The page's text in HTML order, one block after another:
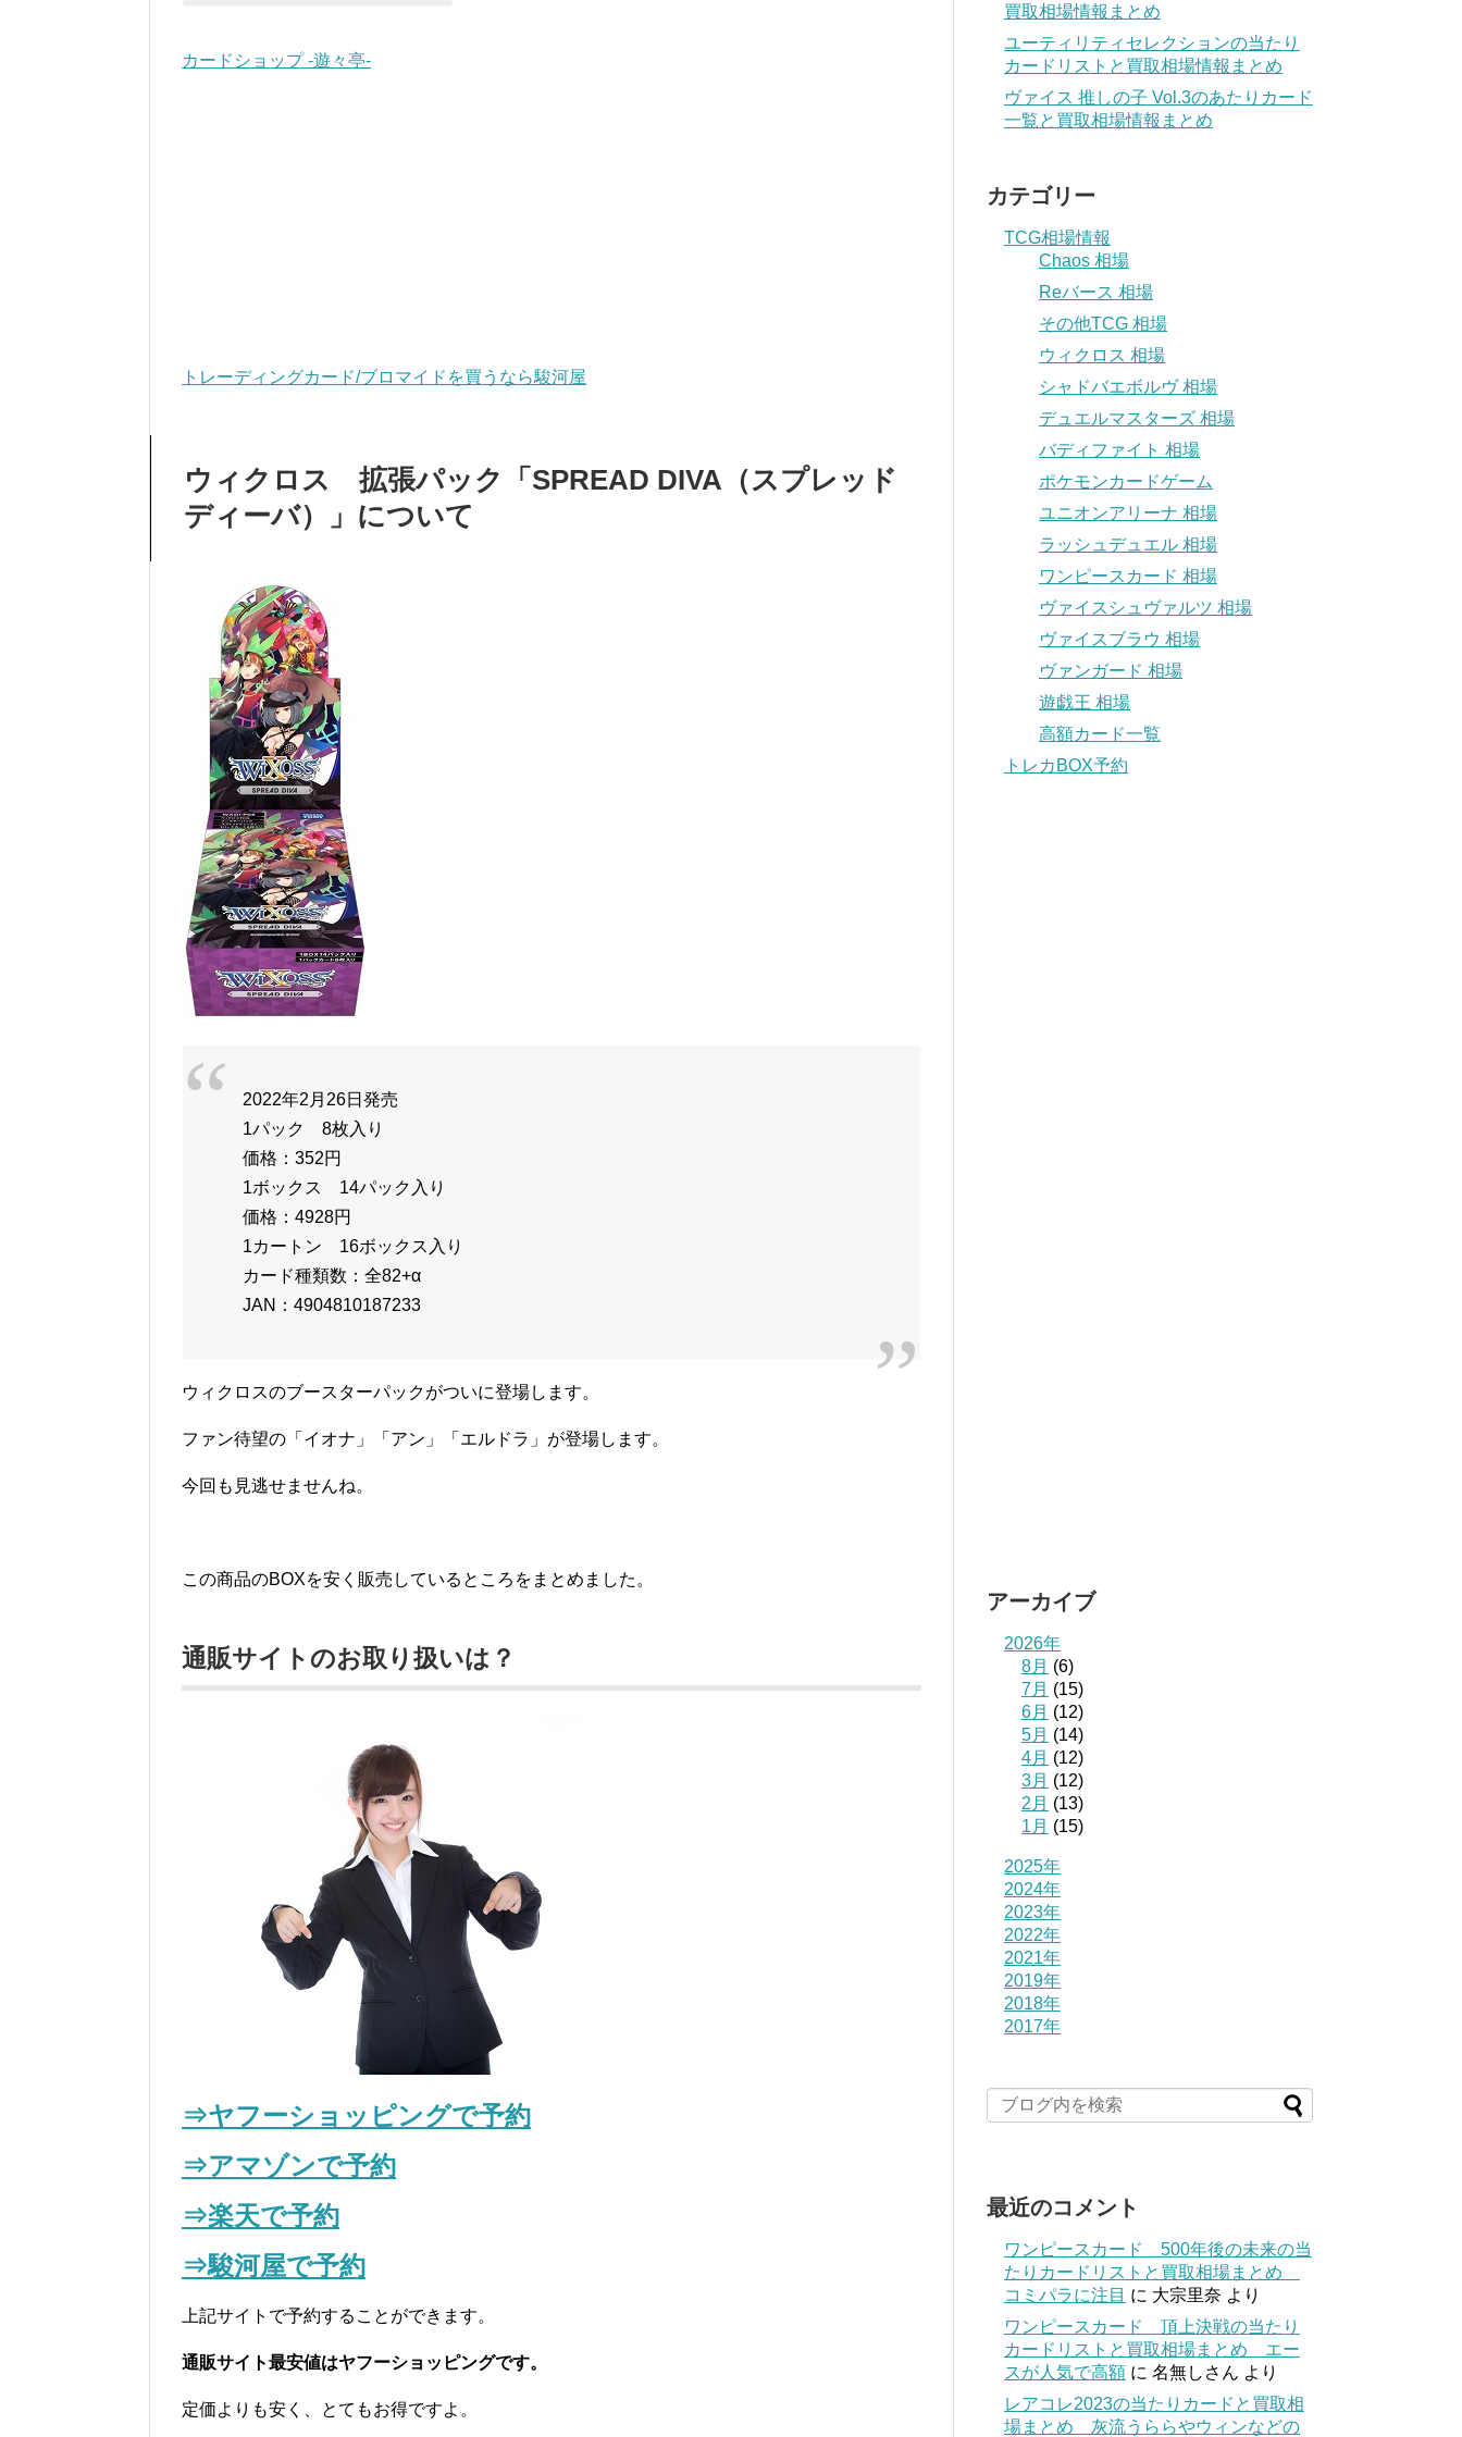
カードショップ -遊々亭-
トレーディングカード/ブロマイドを買うなら駿河屋
ウィクロス 拡張パック「SPREAD DIVA（スプレッド
ディーバ）」について
2022年2月26日発売
1パック 8枚入り
価格：352円
1ボックス 14パック入り
価格：4928円
1カートン 16ボックス入り
カード種類数：全82+α
JAN：4904810187233
ウィクロスのブースターパックがついに登場します。
ファン待望の「イオナ」「アン」「エルドラ」が登場します。
今回も見逃せませんね。
この商品のBOXを安く販売しているところをまとめました。
通販サイトのお取り扱いは？
⇒ヤフーショッピングで予約
⇒アマゾンで予約
⇒楽天で予約
⇒駿河屋で予約
上記サイトで予約することができます。
通販サイト最安値はヤフーショッピングです。
定価よりも安く、とてもお得ですよ。
買取相場情報まとめ
ユーティリティセレクションの当たり
カードリストと買取相場情報まとめ
ヴァイス 推しの子 Vol.3のあたりカード
一覧と買取相場情報まとめ
カテゴリー
TCG相場情報
Chaos 相場
Reバース 相場
その他TCG 相場
ウィクロス 相場
シャドバエボルヴ 相場
デュエルマスターズ 相場
バディファイト 相場
ポケモンカードゲーム
ユニオンアリーナ 相場
ラッシュデュエル 相場
ワンピースカード 相場
ヴァイスシュヴァルツ 相場
ヴァイスブラウ 相場
ヴァンガード 相場
遊戯王 相場
高額カード一覧
トレカBOX予約
アーカイブ
2026年
8月 (6)
7月 (15)
6月 (12)
5月 (14)
4月 (12)
3月 (12)
2月 (13)
1月 (15)
2025年
2024年
2023年
2022年
2021年
2019年
2018年
2017年
最近のコメント
ワンピースカード 500年後の未来の当
たりカードリストと買取相場まとめ
コミパラに注目 に 大宗里奈 より
ワンピースカード 頂上決戦の当たり
カードリストと買取相場まとめ エー
スが人気で高額 に 名無しさん より
レアコレ2023の当たりカードと買取相
場まとめ 灰流うららやウィンなどの